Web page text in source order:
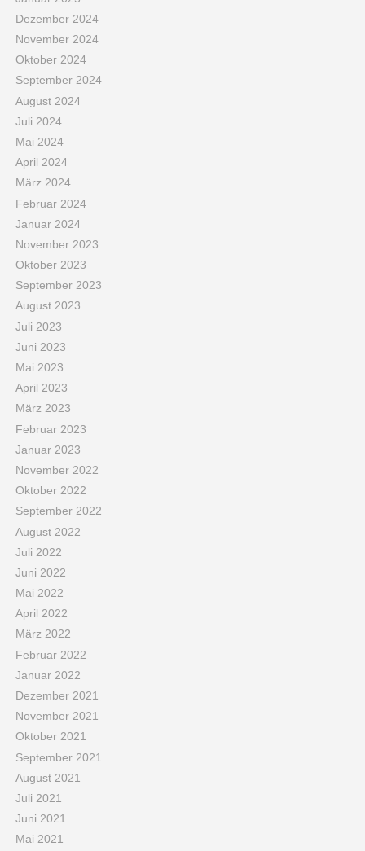
Dezember 2024
November 2024
Oktober 2024
September 2024
August 2024
Juli 2024
Mai 2024
April 2024
März 2024
Februar 2024
Januar 2024
November 2023
Oktober 2023
September 2023
August 2023
Juli 2023
Juni 2023
Mai 2023
April 2023
März 2023
Februar 2023
Januar 2023
November 2022
Oktober 2022
September 2022
August 2022
Juli 2022
Juni 2022
Mai 2022
April 2022
März 2022
Februar 2022
Januar 2022
Dezember 2021
November 2021
Oktober 2021
September 2021
August 2021
Juli 2021
Juni 2021
Mai 2021